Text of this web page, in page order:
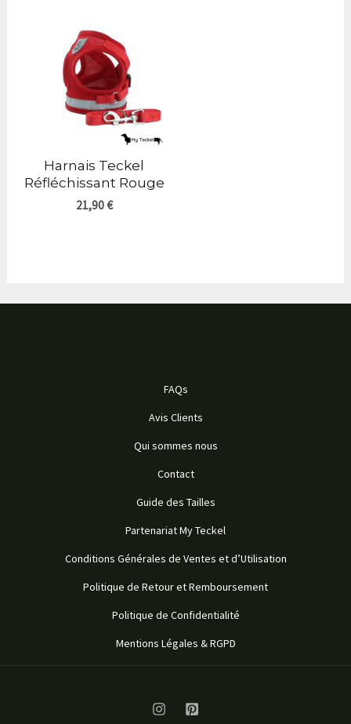
Harnais Teckel
Réfléchissant Rouge
21,90€
FAQs
Avis Clients
Qui sommes nous
Contact
Guide des Tailles
Partenariat My Teckel
Conditions Générales de Ventes et d’Utilisation
Politique de Retour et Remboursement
Politique de Confidentialité
Mentions Légales & RGPD